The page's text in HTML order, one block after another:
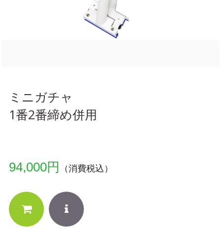
ミニガチャ
1番2番締め併用
94,000円 （消費税込）